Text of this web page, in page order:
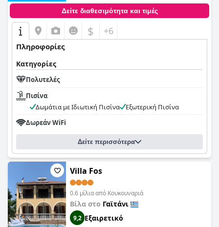
Δείτε διαθεσιμότητα και τιμές
$ +6
Πληροφορίες
Κατηγορίες
Πολυτελές
Πισίνα
Δωμάτια με Ιδιωτική Πισίνα
Εξωτερική Πισίνα
Δωρεάν WiFi
Δείτε περισσότερα
Villa Fos
0.6 μίλια από Κουκουναριά
Βίλα στο Γαϊτάνι
9,2 Εξαιρετικό